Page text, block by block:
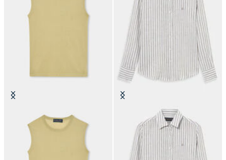
Seidenmischung-Top
Relaxed Fit Gestreiftes
Leinenhemd Männer-Design